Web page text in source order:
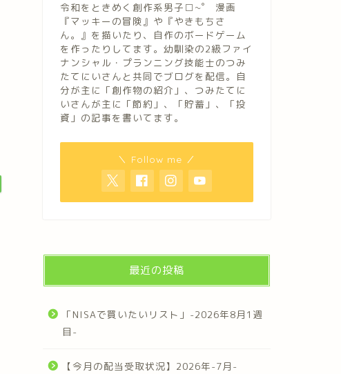
令和をときめく創作系男子□~゜ 漫画
『マッキーの冒険』や『やきもちさ
ん。』を描いたり、自作のボードゲーム
を作ったりしてます。幼馴染の2級ファイ
ナンシャル・プランニング技能士のつみ
たてにいさんと共同でブログを配信。自
分が主に「創作物の紹介」、つみたてに
いさんが主に「節約」、「貯蓄」、「投
資」の記事を書いてます。
＼ Follow me ／
最近の投稿
「NISAで買いたいリスト」-2026年8月1週
目-
【今月の配当受取状況】2026年-7月-